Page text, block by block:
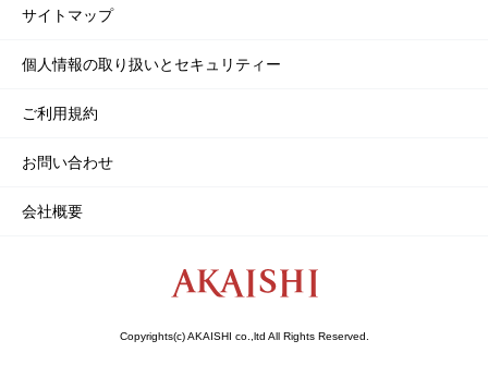
サイトマップ
個人情報の取り扱いとセキュリティー
ご利用規約
お問い合わせ
会社概要
Copyrights(c) AKAISHI co.,ltd All Rights Reserved.